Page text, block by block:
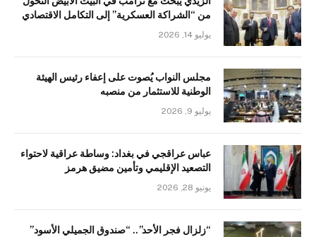
من “الشراكة العسكرية” إلى التكامل الاقتصادي
يوليو 14, 2026
مجلس النواب يُصوت على إعفاء رئيس الهيئة
الوطنية للاستثمار من منصبه
يوليو 9, 2026
عباس عراقجي في بغداد: وساطة عراقية لاحتواء
التصعيد الإقليمي وتأمين مضيق هرمز
يونيو 28, 2026
“زلزال فجر الأحد”.. “صندوق الجميلي الأسود”